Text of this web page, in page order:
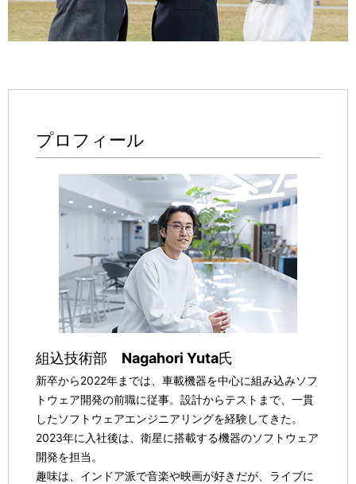
プロフィール
組込技術部 Nagahori Yuta氏
新卒から2022年までは、車載機器を中心に組み込みソフ
トウェア開発の前職に従事。設計からテストまで、一貫
したソフトウェアエンジニアリングを経験してきた。
2023年に入社後は、衛星に搭載する機器のソフトウェア
開発を担当。
趣味は、インドア派で音楽や映画が好きだが、ライブに